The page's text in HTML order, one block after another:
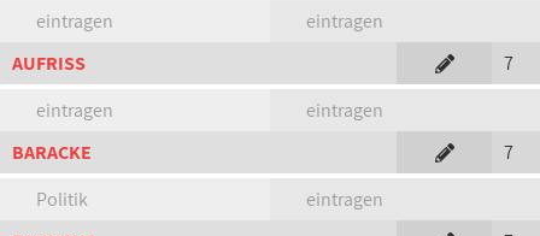
eintragen
eintragen
AUFRISS
7
eintragen
eintragen
BARACKE
7
Politik
eintragen